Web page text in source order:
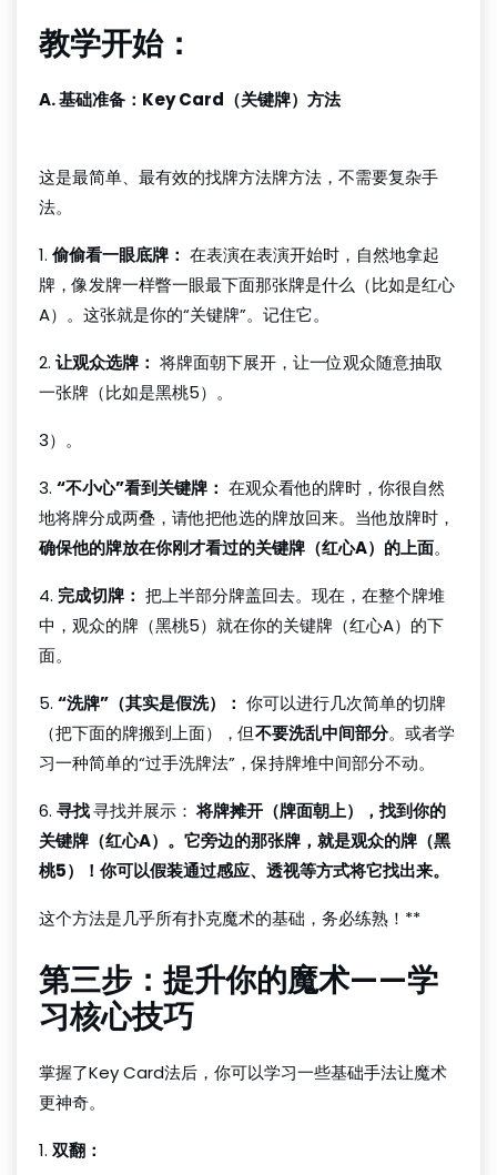
教学开始：
A. 基础准备：Key Card（关键牌）方法
这是最简单、最有效的找牌方法牌方法，不需要复杂手
法。
1. 偷偷看一眼底牌： 在表演在表演开始时，自然地拿起
牌，像发牌一样瞥一眼最下面那张牌是什么（比如是红心
A）。这张就是你的“关键牌”。记住它。
2. 让观众选牌： 将牌面朝下展开，让一位观众随意抽取
一张牌（比如是黑桃5）。
3）。
3. “不小心”看到关键牌： 在观众看他的牌时，你很自然
地将牌分成两叠，请他把他选的牌放回来。当他放牌时，
确保他的牌放在你刚才看过的关键牌（红心A）的上面。
4. 完成切牌： 把上半部分牌盖回去。现在，在整个牌堆
中，观众的牌（黑桃5）就在你的关键牌（红心A）的下
面。
5. “洗牌”（其实是假洗）： 你可以进行几次简单的切牌
（把下面的牌搬到上面），但不要洗乱中间部分。或者学
习一种简单的“过手洗牌法”，保持牌堆中间部分不动。
6. 寻找寻找并展示： 将牌摊开（牌面朝上），找到你的
关键牌（红心A）。它旁边的那张牌，就是观众的牌（黑
桃5）！你可以假装通过感应、透视等方式将它找出来。
这个方法是几乎所有扑克魔术的基础，务必练熟！**
第三步：提升你的魔术——学
习核心技巧
掌握了Key Card法后，你可以学习一些基础手法让魔术
更神奇。
1. 双翻：